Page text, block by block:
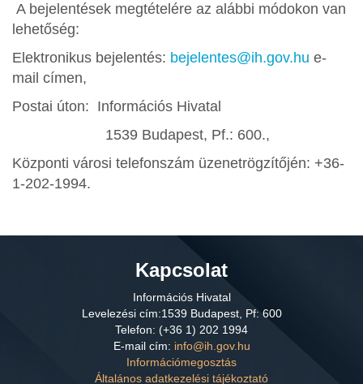
A bejelentések megtételére az alábbi módokon van
lehetőség:
Elektronikus bejelentés: bejelentes@ih.gov.hu e-
mail címen,
Postai úton: Információs Hivatal
1539 Budapest, Pf.: 600.,
Központi városi telefonszám üzenetrögzítőjén: +36-
1-202-1994.
Kapcsolat
Információs Hivatal
Levelezésicím:1539 Budapest, Pf: 600
Telefon: (+36 1) 202 1994
E-mail cím: info@ih.gov.hu
Információmegosztás
Általános adatkezelési tájékoztató